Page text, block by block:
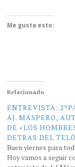
Me gusta esto:
Relacionado
ENTREVISTA:
AJ. MÁSPERO,
DE «LOS
DETRAS DEL
Buen viernes para
Hoy vamos a seguir